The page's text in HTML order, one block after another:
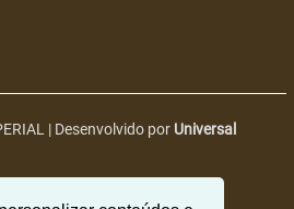
| Desenvolvido por Universal